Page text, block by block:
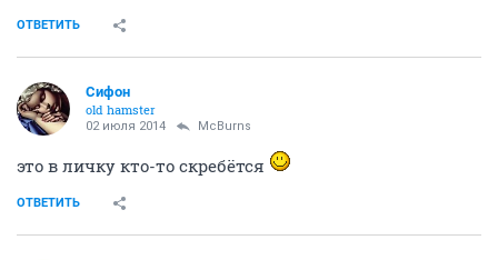
ОТВЕТИТЬ
Сифон
old hamster
02 июля 2014 McBurns
это в личку кто-то скребётся
ОТВЕТИТЬ